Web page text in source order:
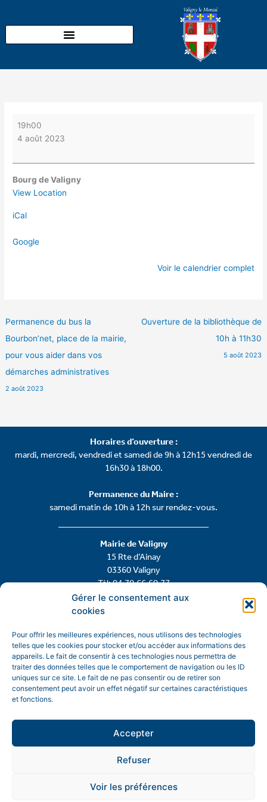
Gérer le consentement aux
cookies
Pour offrir les meilleures expériences, nous utilisons des technologies
telles que les cookies pour stocker et/ou accéder aux informations des
appareils. Le fait de consentir à ces technologies nous permettra de
traiter des données telles que le comportement de navigation ou les ID
uniques sur ce site. Le fait de ne pas consentir ou de retirer son
consentement peut avoir un effet négatif sur certaines caractéristiques
et fonctions.
Accepter
Refuser
Voir les préférences
la
de
19h00
4 août 2023
Bourg de Valigny
View Location
iCal
Google
Voir le calendrier complet
Permanence du bus la
Bourbon’net, place de la mairie,
pour vous aider dans vos
démarches administratives
2 août 2023
Ouverture de la bibliothèque de
10h à 11h30
5 août 2023
Mairie de Valigny
15 Rte d’Ainay
03360 Valigny
Tél: 04.70.66.60.77
Contactez-nous
Horaires d’ouverture :
mardi, mercredi, vendredi et samedi de 9h à 12h15 vendredi de
16h30 à 18h00.
Permanence du Maire :
samedi matin de 10h à 12h sur rendez-vous.
Mentions légales